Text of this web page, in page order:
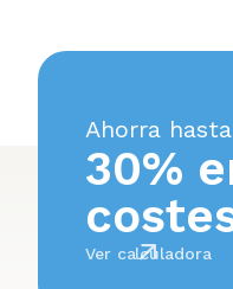
Ahorra
30%
Ver calculadora